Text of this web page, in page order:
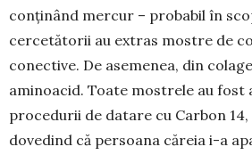
conţinând mercur – probabil în
cercetătorii au extras mos­tre de
conective. De ase­menea, din
aminoacid. Toate mostrele au fost
procedurii de datare cu Carbon
dovedind că persoana căreia i-a